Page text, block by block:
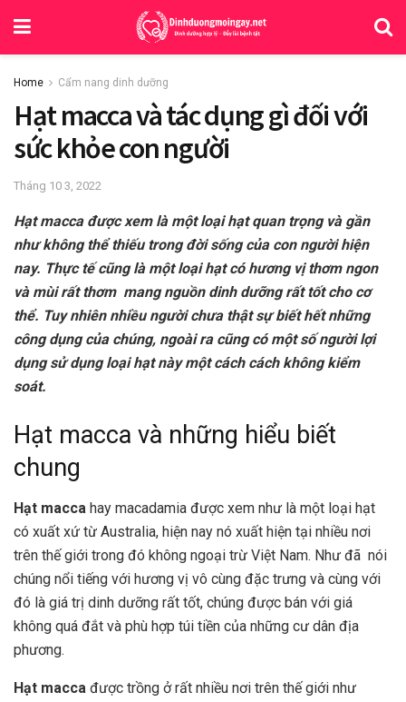
Home Cẩm nang dinh dưỡng
Hạt macca và tác dụng gì đối với
sức khỏe con người
Tháng 10 3, 2022
Hạt macca được xem là một loại hạt quan trọng và gần
như không thể thiếu trong đời sống của con người hiện
nay. Thực tế cũng là một loại hạt có hương vị thơm ngon
và mùi rất thơm mang nguồn dinh dưỡng rất tốt cho cơ
thể. Tuy nhiên nhiều người chưa thật sự biết hết những
công dụng của chúng, ngoài ra cũng có một số người lợi
dụng sử dụng loại hạt này một cách cách không kiểm
soát.
Hạt macca và những hiểu biết
chung
Hạt macca hay macadamia được xem như là một loại hạt
có xuất xứ từ Australia, hiện nay nó xuất hiện tại nhiều nơi
trên thế giới trong đó không ngoại trừ Việt Nam. Như đã nói
chúng nổi tiếng với hương vị vô cùng đặc trưng và cùng với
đó là giá trị dinh dưỡng rất tốt, chúng được bán với giá
không quá đắt và phù hợp túi tiền của những cư dân địa
phương.
Hạt macca được trồng ở rất nhiều nơi trên thế giới như